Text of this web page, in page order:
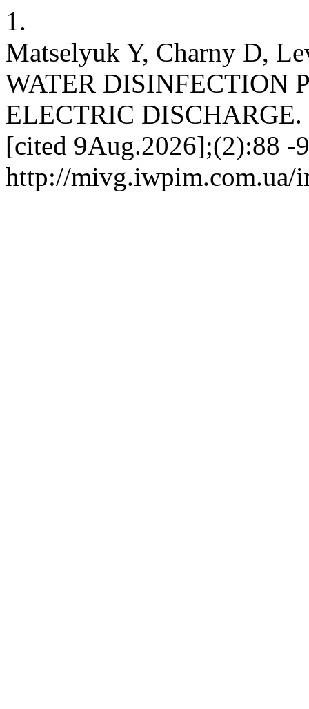
1.
Matselyuk Y, Charny D,
WATER DISINFECTION
ELECTRIC
[cited 9Aug.2026];(2):88 -
http://mivg.iwpim.com.ua/